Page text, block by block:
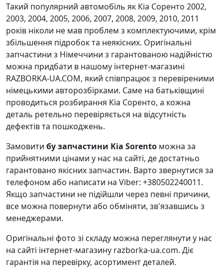
Такий популярний автомобіль як Кіа Соренто 2002,
2003, 2004, 2005, 2006, 2007, 2008, 2009, 2010, 2011
років ніколи не мав проблем з комплектуючими, крім
збільшення підробок та неякісних. Оригінальні
запчастини з Німеччини з гарантованою надійністю
можна придбати в нашому інтернет-магазині
RAZBORKA-UA.COM, який співпрацює з перевіреними
німецькими авторозбірками. Саме на батьківщині
проводиться розбирання Кіа Соренто, а кожна
деталь ретельно перевіряється на відсутність
дефектів та пошкоджень.
Замовити бу запчастини Kia Sorento можна за
прийнятними цінами у нас на сайті, де достатньо
гарантовано якісних запчастин. Варто звернутися за
телефоном або написати на Viber: +380502240011.
Якщо запчастини не підійшли через певні причини,
все можна повернути або обміняти, зв'язавшись з
менеджерами.
Оригінальні фото зі складу можна переглянути у нас
на сайті інтернет-магазину razborka-ua.com. Діє
гарантія на перевірку, асортимент деталей.